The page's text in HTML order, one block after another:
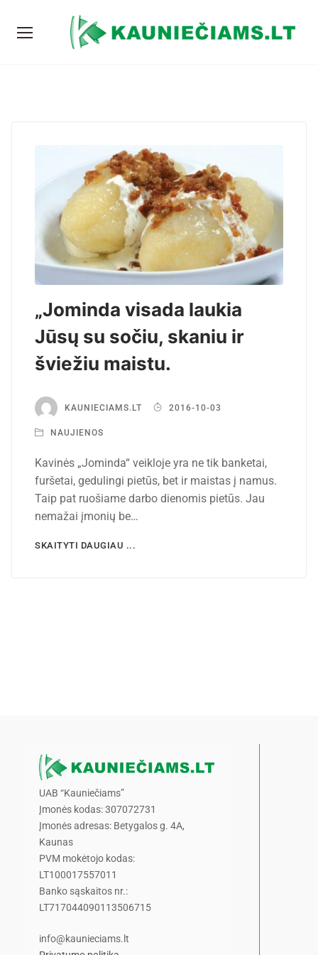
„Jominda visada laukia
Jūsų su sočiu, skaniu ir
šviežiu maistu.
KAUNIECIAMS.LT 2016-10-03
NAUJIENOS
Kavinės „Jominda“ veikloje yra ne tik banketai,
furšetai, gedulingi pietūs, bet ir maistas į namus.
Taip pat ruošiame darbo dienomis pietūs. Jau
nemažai įmonių be…
SKAITYTI DAUGIAU ...
UAB “Kauniečiams”
Įmonės kodas: 307072731
Įmonės adresas: Betygalos g. 4A,
Kaunas
PVM mokėtojo kodas:
LT100017557011
Banko sąskaitos nr.:
LT717044090113506715
info@kaunieciams.lt